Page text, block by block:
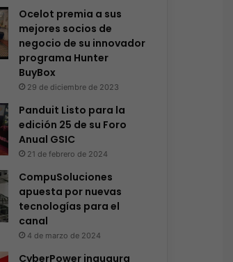
Ocelot premia a sus
mejores socios de
negocio de su innovador
programa Hunter
BuyBox
29 de diciembre de 2023
Panduit Listo para la
edición 25 de su Foro
Anual GSIC
21 de febrero de 2024
CompuSoluciones
apuesta por nuevas
tecnologías para el
canal
4 de marzo de 2024
CyberPower inaugura